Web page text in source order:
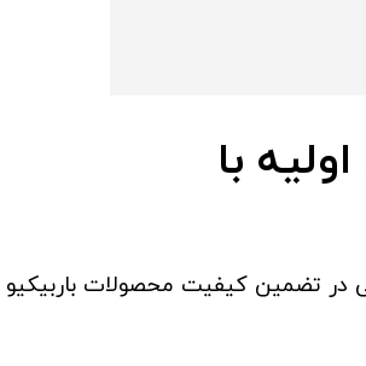
با
در تضمین کیفیت محصولات باربیکیو